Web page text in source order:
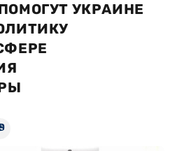
УКРАИНЕ